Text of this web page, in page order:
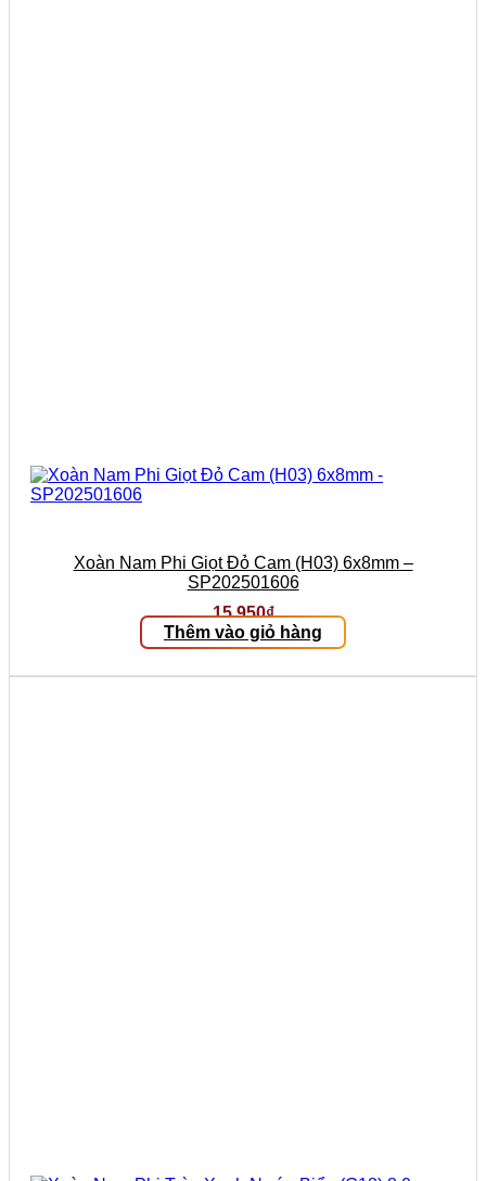
Xoàn Nam Phi Giọt Đỏ Cam (H03) 6x8mm –
SP202501606
15.950₫
Thêm vào giỏ hàng